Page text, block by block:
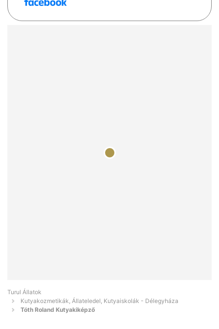
Turul Állatok
Kutyakozmetikák, Állateledel, Kutyaiskolák - Délegyháza
Tóth Roland Kutyakiképző